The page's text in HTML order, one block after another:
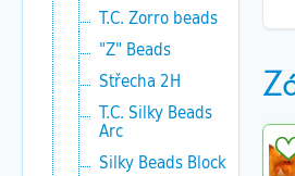
T.C. Zorro beads
"Z" Beads
Střecha 2H
T.C. Silky Beads
Arc
Silky Beads Block